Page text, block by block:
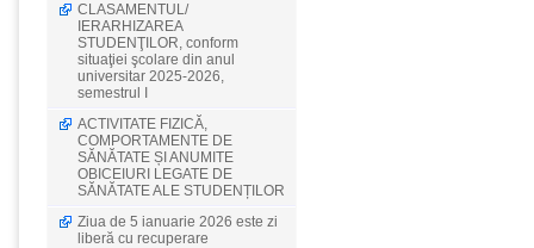
CLASAMENTUL/
IERARHIZAREA
STUDENŢILOR, conform
situaţiei şcolare din anul
universitar 2025-2026,
semestrul I
ACTIVITATE FIZICĂ,
COMPORTAMENTE DE
SĂNĂTATE ȘI ANUMITE
OBICEIURI LEGATE DE
SĂNĂTATE ALE STUDENȚILOR
Ziua de 5 ianuarie 2026 este zi
liberă cu recuperare